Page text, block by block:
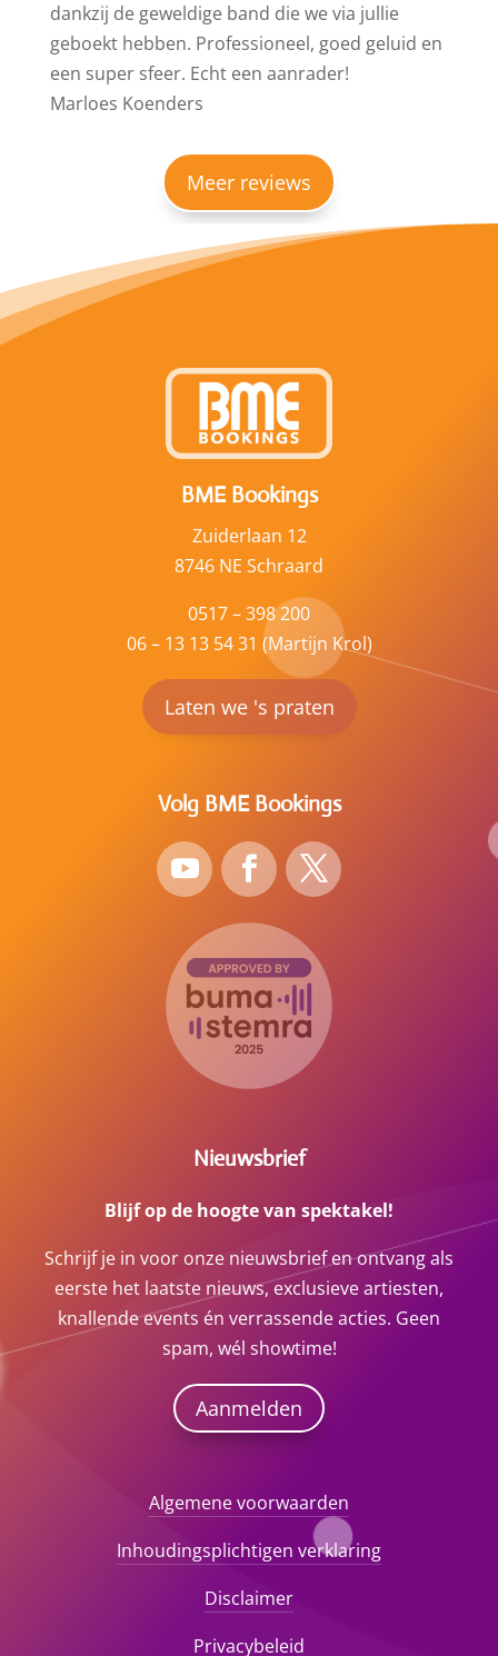
dankzij de geweldige band die we via jullie
geboekt hebben. Professioneel, goed geluid en
een super sfeer. Echt een aanrader!
Marloes Koenders
Meer reviews
BME Bookings
Zuiderlaan 12
8746 NE Schraard
0517 – 398 200
06 – 13 13 54 31 (Martijn Krol)
Laten we 's praten
Volg BME Bookings
Nieuwsbrief
Blijf op de hoogte van spektakel!
Schrijf je in voor onze nieuwsbrief en ontvang als
eerste het laatste nieuws, exclusieve artiesten,
knallende events én verrassende acties. Geen
spam, wél showtime!
Aanmelden
Algemene voorwaarden
Inhoudingsplichtigen verklaring
Disclaimer
Privacybeleid